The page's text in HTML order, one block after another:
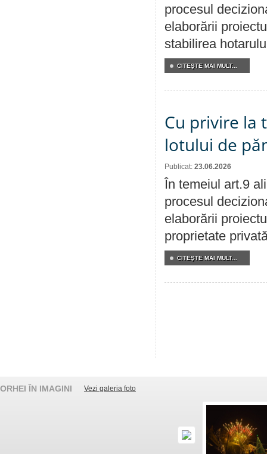
procesul
elaborării
stabilirea
CITEŞTE MAI MULT...
Cu privire la
lotului de
Publicat: 23.06.2026
În temeiul art.9
procesul
elaborării
proprietate
CITEŞTE MAI MULT...
ORHEI ÎN IMAGINI Vezi galeria foto